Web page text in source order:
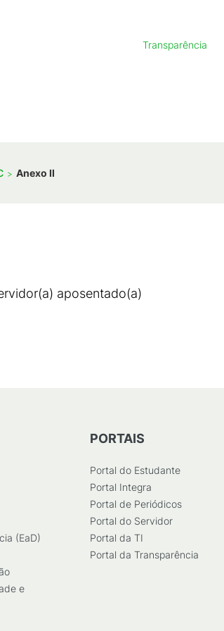
Transparência
Anexo II
aposentado(a)
(EaD)
e
PORTAIS
Portal do Estudante
Portal Integra
Portal de Periódicos
Portal do Servidor
Portal da TI
Portal da Transparência